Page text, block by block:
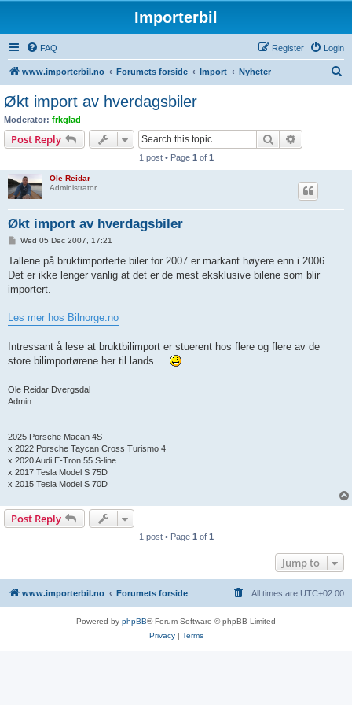
Importerbil
FAQ Login
Register
www.importerbil.no Forumets forside Import Nyheter
Økt import av hverdagsbiler
Moderator: frkglad
Post Reply Search
1 post • Page 1 of 1
Ole Reidar
Administrator
Økt import av hverdagsbiler
P
s
Wed 05 Dec 2007, 17:21
Tallene på bruktimporterte biler for 2007 er markant høyere enn i 2006.
Det er ikke lenger vanlig at det er de mest eksklusive bilene som blir
importert.
Les mer hos Bilnorge.no
Intressant å lese at bruktbilimport er stuerent hos flere og flere av de
store bilimportørene her til lands....
Ole Reidar Dvergsdal
Admin
2025 Porsche Macan 4S
x 2022 Porsche Taycan Cross Turismo 4
x 2020 Audi E-Tron 55 S-line
x 2017 Tesla Model S 75D
x 2015 Tesla Model S 70D
Post Reply
1 post • Page 1 of 1
Jump to
www.importerbil.no Forumets forside All times are UTC+02:00
Powered by phpBB® Forum Software © phpBB Limited
Privacy| Terms